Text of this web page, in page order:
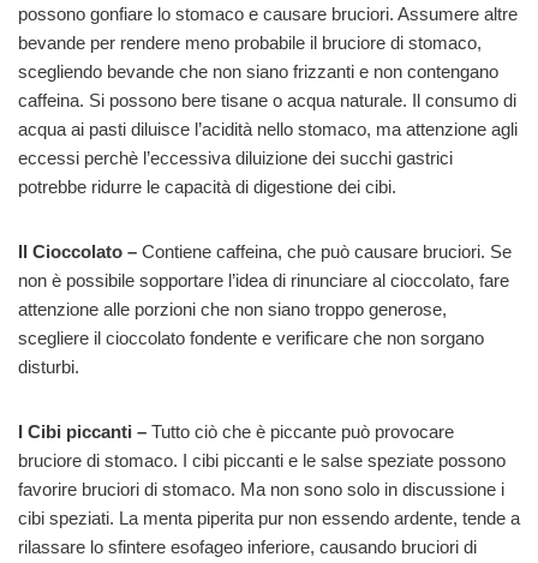
possono gonfiare lo stomaco e causare bruciori. Assumere altre
bevande per rendere meno probabile il bruciore di stomaco,
scegliendo bevande che non siano frizzanti e non contengano
caffeina. Si possono bere tisane o acqua naturale. Il consumo di
acqua ai pasti diluisce l’acidità nello stomaco, ma attenzione agli
eccessi perchè l’eccessiva diluizione dei succhi gastrici
potrebbe ridurre le capacità di digestione dei cibi.
Il Cioccolato – Contiene caffeina, che può causare bruciori. Se
non è possibile sopportare l’idea di rinunciare al cioccolato, fare
attenzione alle porzioni che non siano troppo generose,
scegliere il cioccolato fondente e verificare che non sorgano
disturbi.
I Cibi piccanti – Tutto ciò che è piccante può provocare
bruciore di stomaco. I cibi piccanti e le salse speziate possono
favorire bruciori di stomaco. Ma non sono solo in discussione i
cibi speziati. La menta piperita pur non essendo ardente, tende a
rilassare lo sfintere esofageo inferiore, causando bruciori di